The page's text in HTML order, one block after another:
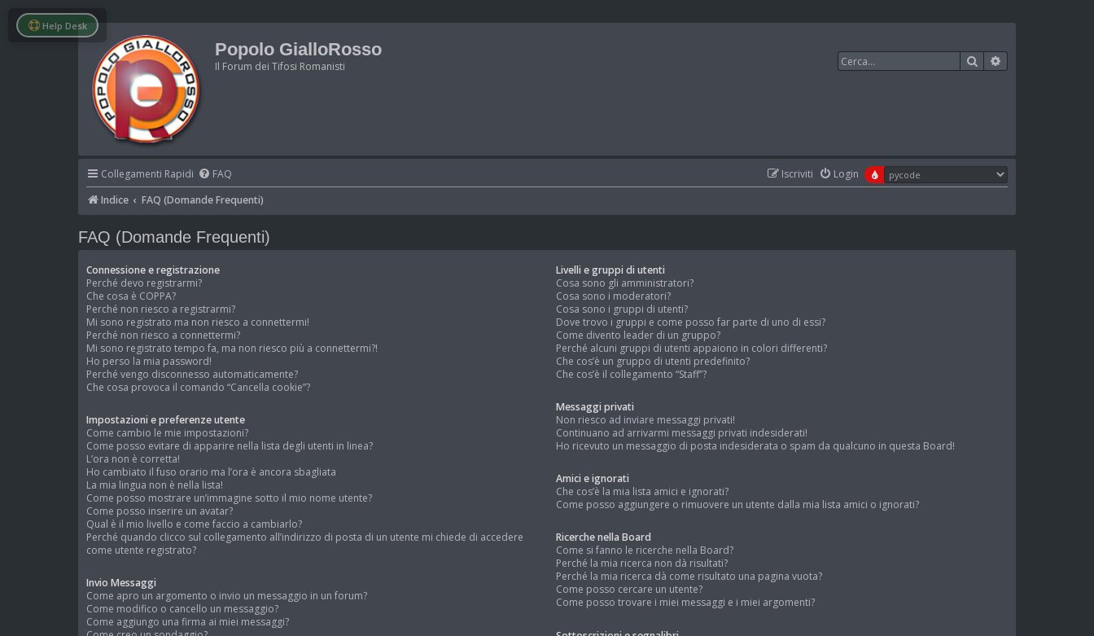
Help Desk
Popolo GialloRosso
Il Forum dei Tifosi Romanisti Cerca
Collegamenti Rapidi FAQ Login
Iscriviti
Indice
FAQ (Domande Frequenti)
FAQ (Domande Frequenti)
Connessione e registrazione
Perché devo registrarmi?
Che cosa è COPPA?
Perché non riesco a registrarmi?
Mi sono registrato ma non riesco a connettermi!
Perché non riesco a connettermi?
Mi sono registrato tempo fa, ma non riesco più a connettermi?!
Ho perso la mia password!
Perché vengo disconnesso automaticamente?
Che cosa provoca il comando “Cancella cookie”?
Impostazioni e preferenze utente
Come cambio le mie impostazioni?
Come posso evitare di apparire nella lista degli utenti in linea?
L’ora non è corretta!
Ho cambiato il fuso orario ma l’ora è ancora sbagliata
La mia lingua non è nella lista!
Come posso mostrare un’immagine sotto il mio nome utente?
Come posso inserire un avatar?
Qual è il mio livello e come faccio a cambiarlo?
Perché quando clicco sul collegamento all’indirizzo di posta di un utente mi chiede di accedere
come utente registrato?
Invio Messaggi
Come apro un argomento o invio un messaggio in un forum?
Come modifico o cancello un messaggio?
Come aggiungo una firma ai miei messaggi?
Livelli e gruppi di utenti
Cosa sono gli amministratori?
Cosa sono i moderatori?
Cosa sono i gruppi di utenti?
Dove trovo i gruppi e come posso far parte di uno di essi?
Come divento leader di un gruppo?
Perché alcuni gruppi di utenti appaiono in colori differenti?
Che cos’è un gruppo di utenti predefinito?
Che cos’è il collegamento “Staff”?
Messaggi privati
Non riesco ad inviare messaggi privati!
Continuano ad arrivarmi messaggi privati indesiderati!
Ho ricevuto un messaggio di posta indesiderata o spam da qualcuno in questa Board!
Amici e ignorati
Che cos’è la mia lista amici e ignorati?
Come posso aggiungere o rimuovere un utente dalla mia lista amici o ignorati?
Ricerche nella Board
Come si fanno le ricerche nella Board?
Perché la mia ricerca non dà risultati?
Perché la mia ricerca dà come risultato una pagina vuota?
Come posso cercare un utente?
Come posso trovare i miei messaggi e i miei argomenti?